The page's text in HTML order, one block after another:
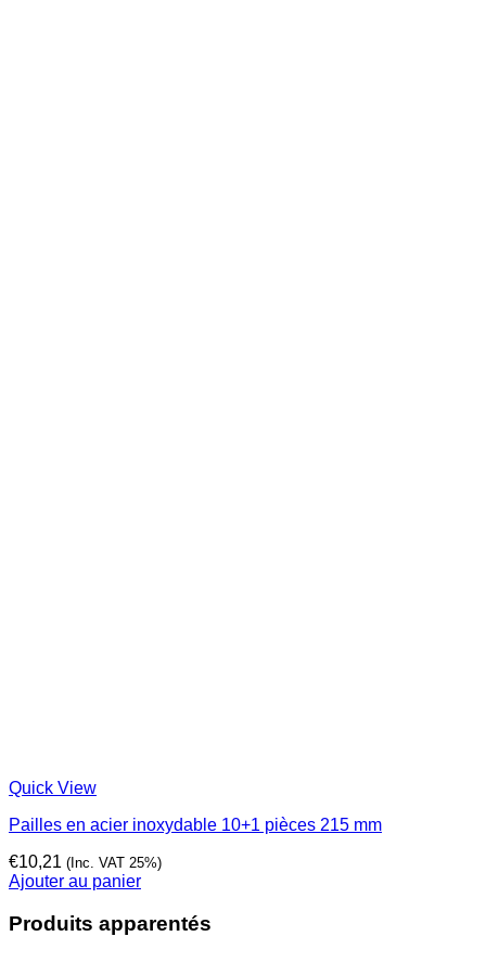
Quick View
Pailles en acier inoxydable 10+1 pièces 215 mm
€10,21 (Inc. VAT 25%)
Ajouter au panier
Produits apparentés